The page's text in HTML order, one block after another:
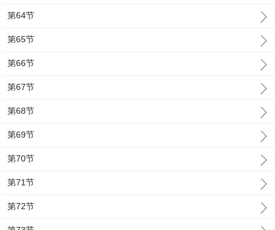
第64节
第65节
第66节
第67节
第68节
第69节
第70节
第71节
第72节